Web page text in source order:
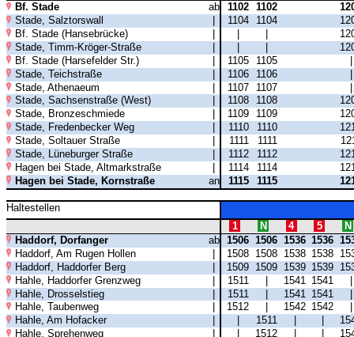
Bf. Stade
ab 1102 1102
Stade, Salztorswall
1104 1104
Bf. Stade (Hansebrücke)
Stade, Timm-Kröger-Straße
Bf. Stade (Harsefelder Str.)
1105 1105
Stade, Teichstraße
| 1106 1106
Stade, Athenaeum
| 1107 1107
Stade, Sachsenstraße (West)
1108 1108
Stade, Bronzeschmiede
1109 1109
Stade, Fredenbecker Weg
1110 1110
Stade, Soltauer Straße
1111 1111
Stade, Lüneburger Straße
1112 1112
Hagen bei Stade, Altmarkstraße
1114 1114
Hagen bei Stade, Kornstraße
an 1115 1115
Haltestellen
1
N 4 5
N
Haddorf, Dorfanger
ab 1506 1506 1536 1536
Haddorf, Am Rugen Hollen
1508 1508 1538 1538
Haddorf, Haddorfer Berg
1509 1509 1539 1539
Hahle, Haddorfer Grenzweg
| 1511 | 1541 1541
Hahle, Drosselstieg
| 1511 | 1541 1541
Hahle, Taubenweg
1512 1542 1542
Hahle, Am Hofacker
1511
Hahle, Sprehenweg
1512